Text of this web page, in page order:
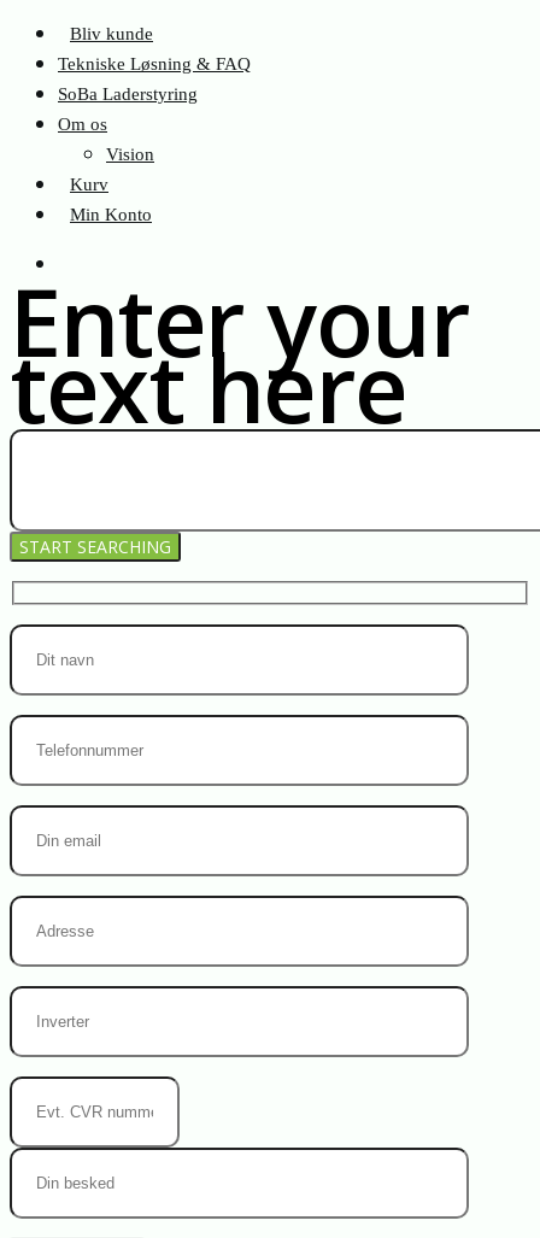
Bliv kunde
Tekniske Løsning & FAQ
SoBa Laderstyring
Om os
Vision
Kurv
Min Konto
Enter your
text here